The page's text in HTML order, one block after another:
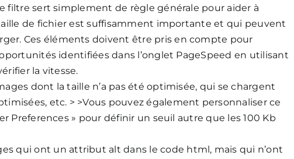
filtre sert simplement de règle générale pour aider à
de fichier est suffisamment importante et qui peuvent
Ces éléments doivent être pris en compte pour
identifiées dans l’onglet PageSpeed en utilisant
la vitesse.
dont la taille n’a pas été optimisée, qui se chargent
etc. > >Vous pouvez également personnaliser ce
Preferences » pour définir un seuil autre que les 100 Kb
qui ont un attribut alt dans le code html, mais qui n’ont